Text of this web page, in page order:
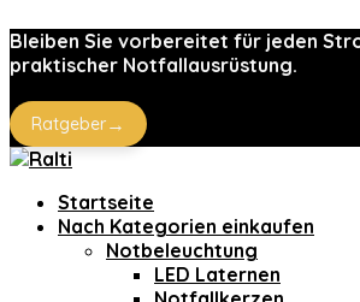
Bleiben Sie vorbereitet für jeden
praktischer Notfallausrüstung.
Ratgeber→
Startseite
Nach Kategorien einkaufen
Notbeleuchtung
LED Laternen